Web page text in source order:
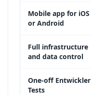
Mobile app for iOS
or Android
Full infrastructure
and data control
One-off Entwickler
Tests